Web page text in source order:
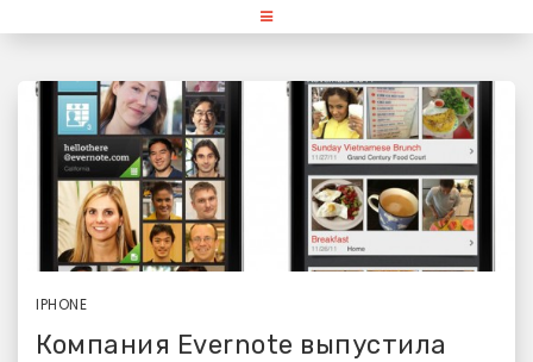
«Используй Mac» — блог для
любителей и поклонников
продукции Apple
IPHONE
Компания Evernote выпустила